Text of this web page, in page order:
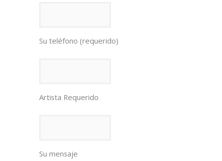
Su teléfono (requerido)
Artista Requerido
Su mensaje